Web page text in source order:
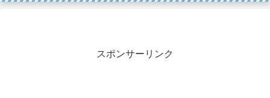
スポンサーリンク